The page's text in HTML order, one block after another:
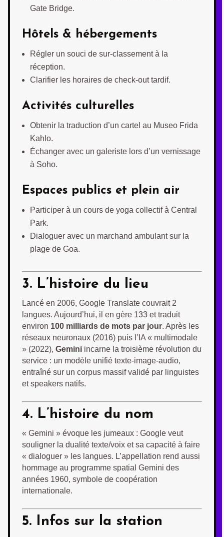
Gate Bridge.
Hôtels & hébergements
Régler un souci de sur-classement à la
réception.
Clarifier les horaires de check-out tardif.
Activités culturelles
Obtenir la traduction d’un cartel au Museo Frida
Kahlo.
Échanger avec un galeriste lors d’un vernissage
à Soho.
Espaces publics et plein air
Participer à un cours de yoga collectif à Central
Park.
Dialoguer avec un marchand ambulant sur la
plage de Goa.
3. L’histoire du lieu
Lancé en 2006, Google Translate couvrait 2
langues. Aujourd’hui, il en gère 133 et traduit
environ 100 milliards de mots par jour. Après les
réseaux neuronaux (2016) puis l’IA « multimodale
» (2022), Gemini incarne la troisième révolution du
service : un modèle unifié texte-image-audio,
entraîné sur un corpus massif validé par linguistes
et speakers natifs.
4. L’histoire du nom
« Gemini » évoque les jumeaux : Google veut
souligner la dualité texte/voix et sa capacité à faire
« dialoguer » les langues. L’appellation rend aussi
hommage au programme spatial Gemini des
années 1960, symbole de coopération
internationale.
5. Infos sur la station